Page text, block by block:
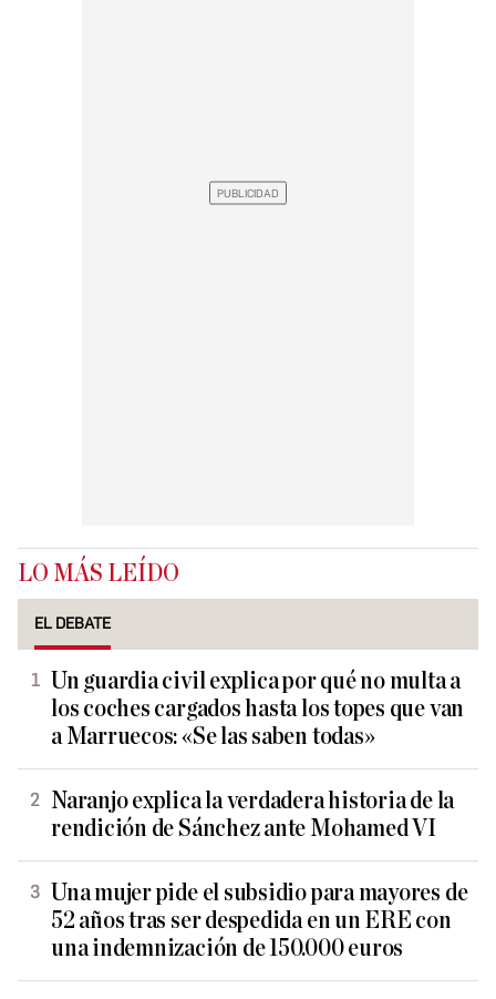
LO MÁS LEÍDO
EL DEBATE
Un guardia civil explica por qué no multa a
los coches cargados hasta los topes que van
a Marruecos: «Se las saben todas»
Naranjo explica la verdadera historia de la
rendición de Sánchez ante Mohamed VI
Una mujer pide el subsidio para mayores de
52 años tras ser despedida en un ERE con
una indemnización de 150.000 euros